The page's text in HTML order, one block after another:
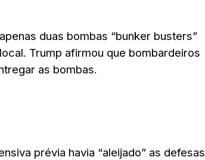
duas bombas “bunker busters”
Trump afirmou que bombardeiros
as bombas.
prévia havia “aleijado” as defesas